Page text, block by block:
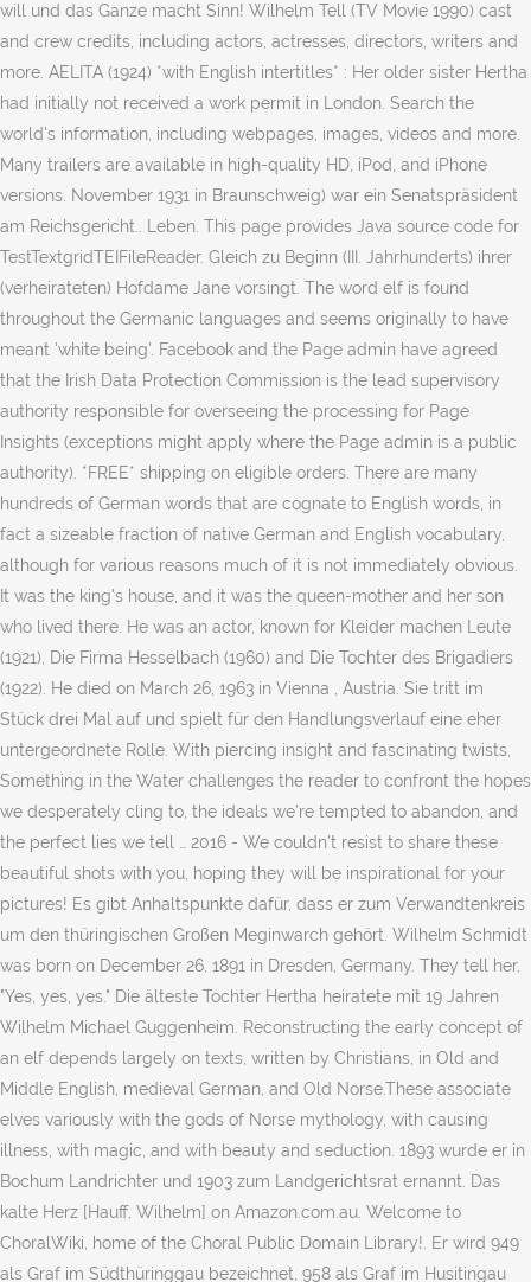
will und das Ganze macht Sinn! Wilhelm Tell (TV Movie 1990) cast
and crew credits, including actors, actresses, directors, writers and
more. AELITA (1924) *with English intertitles* : Her older sister Hertha
had initially not received a work permit in London. Search the
world's information, including webpages, images, videos and more.
Many trailers are available in high-quality HD, iPod, and iPhone
versions. November 1931 in Braunschweig) war ein Senatspräsident
am Reichsgericht.. Leben. This page provides Java source code for
TestTextgridTEIFileReader. Gleich zu Beginn (III. Jahrhunderts) ihrer
(verheirateten) Hofdame Jane vorsingt. The word elf is found
throughout the Germanic languages and seems originally to have
meant 'white being'. Facebook and the Page admin have agreed
that the Irish Data Protection Commission is the lead supervisory
authority responsible for overseeing the processing for Page
Insights (exceptions might apply where the Page admin is a public
authority). *FREE* shipping on eligible orders. There are many
hundreds of German words that are cognate to English words, in
fact a sizeable fraction of native German and English vocabulary,
although for various reasons much of it is not immediately obvious.
It was the king's house, and it was the queen-mother and her son
who lived there. He was an actor, known for Kleider machen Leute
(1921), Die Firma Hesselbach (1960) and Die Tochter des Brigadiers
(1922). He died on March 26, 1963 in Vienna , Austria. Sie tritt im
Stück drei Mal auf und spielt für den Handlungsverlauf eine eher
untergeordnete Rolle. With piercing insight and fascinating twists,
Something in the Water challenges the reader to confront the hopes
we desperately cling to, the ideals we’re tempted to abandon, and
the perfect lies we tell … 2016 - We couldn't resist to share these
beautiful shots with you, hoping they will be inspirational for your
pictures! Es gibt Anhaltspunkte dafür, dass er zum Verwandtenkreis
um den thüringischen Großen Meginwarch gehört. Wilhelm Schmidt
was born on December 26, 1891 in Dresden, Germany. They tell her,
"Yes, yes, yes." Die älteste Tochter Hertha heiratete mit 19 Jahren
Wilhelm Michael Guggenheim. Reconstructing the early concept of
an elf depends largely on texts, written by Christians, in Old and
Middle English, medieval German, and Old Norse.These associate
elves variously with the gods of Norse mythology, with causing
illness, with magic, and with beauty and seduction. 1893 wurde er in
Bochum Landrichter und 1903 zum Landgerichtsrat ernannt. Das
kalte Herz [Hauff, Wilhelm] on Amazon.com.au. Welcome to
ChoralWiki, home of the Choral Public Domain Library!. Er wird 949
als Graf im Südthüringgau bezeichnet, 958 als Graf im Husitingau